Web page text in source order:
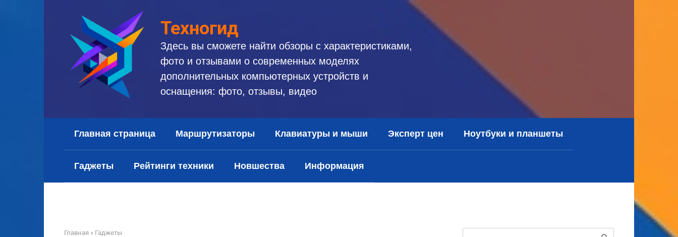
Техногид
Здесь вы сможете найти обзоры с характеристиками,
фото и отзывами о современных моделях
дополнительных компьютерных устройств и
оснащения: фото, отзывы, видео
Главная страница Маршрутизаторы Клавиатуры и мыши Эксперт цен Ноутбуки и планшеты
Гаджеты Рейтинги техники Новшества Информация
Главная » Гаджеты